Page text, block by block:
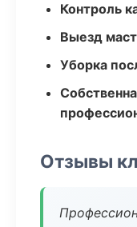
Контроль
Выезд
Уборка
Отзывы